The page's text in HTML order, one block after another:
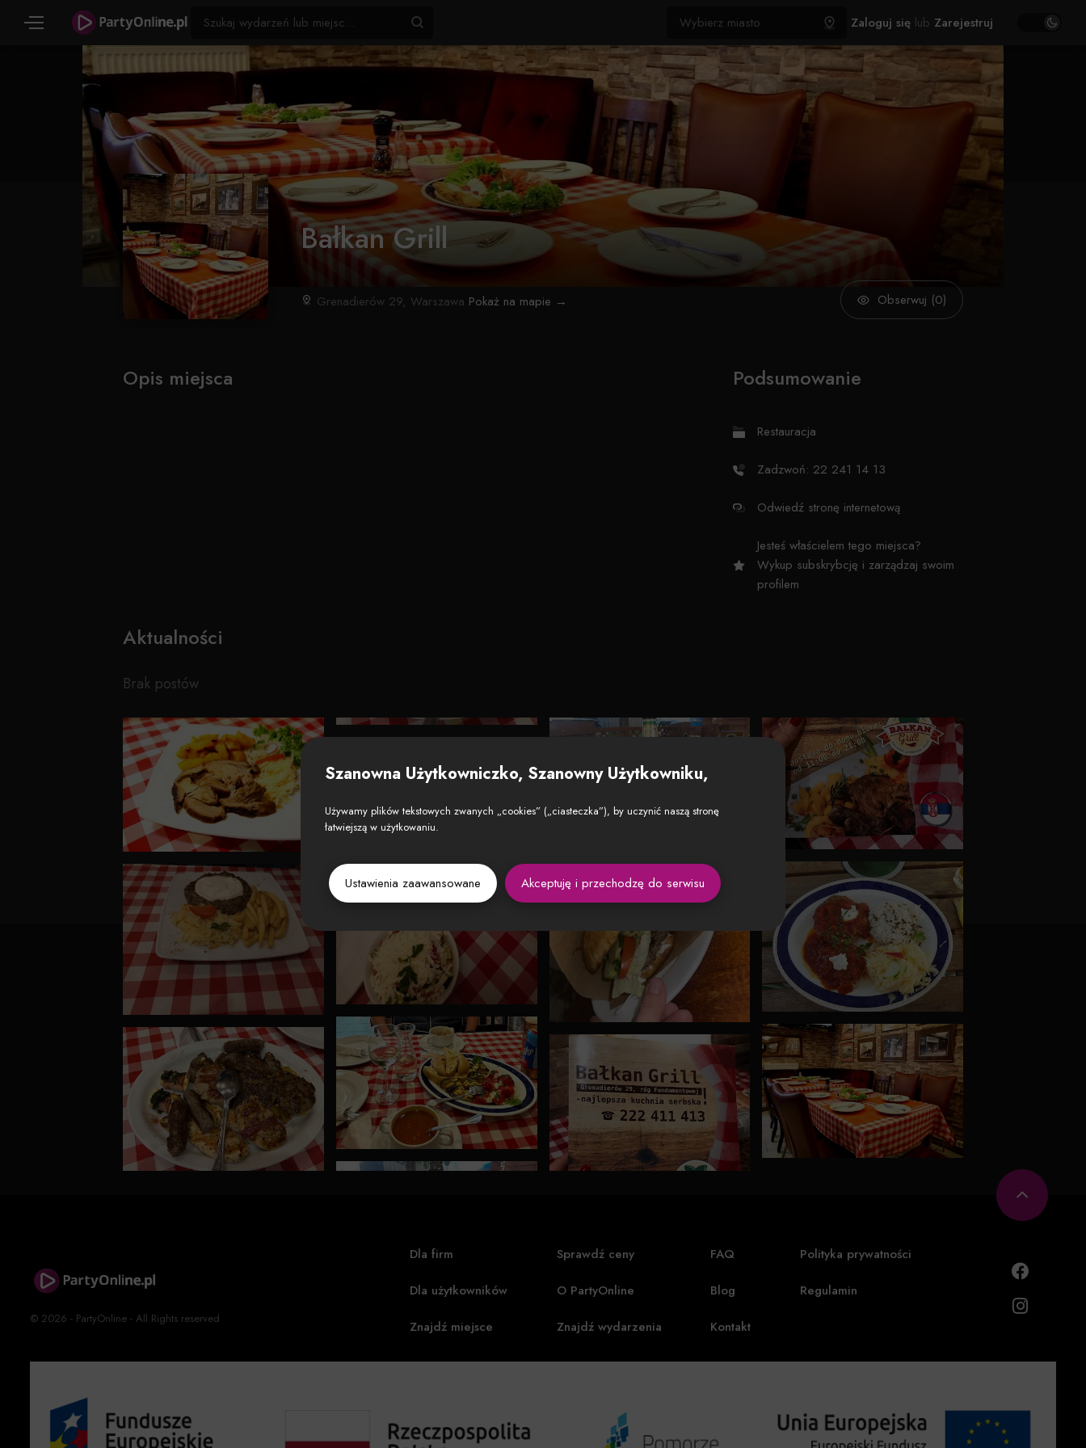
Zaloguj się lub Zarejestruj
Bałkan Grill
Grenadierów 29, Warszawa Pokaż na mapie → Obserwuj (0)
Opis miejsca Podsumowanie
Restauracja
Zadzwoń: 22 241 14 13
Odwiedź stronę internetową
Jesteś właścielem tego miejsca?
Wykup subskrybcję i zarządzaj swoim
profilem
Aktualności
Brak postów
© 2026 - PartyOnline - All Rights reserved
Dla firm
Dla użytkowników
Znajdź miejsce
Sprawdź ceny
O PartyOnline
Znajdź wydarzenia
FAQ
Blog
Kontakt
Polityka prywatności
Regulamin
Szanowna Użytkowniczko, Szanowny Użytkowniku,
Używamy plików tekstowych zwanych „cookies” („ciasteczka”), by uczynić naszą stronę
łatwiejszą w użytkowaniu.
Ustawienia zaawansowane Akceptuję i przechodzę do serwisu